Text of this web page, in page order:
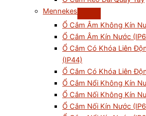
Mennekes
Ổ Cắm Âm Không Kín
Ổ Cắm Âm Kín Nước
Ổ Cắm Có Khóa Liên
(IP44)
Ổ Cắm Có Khóa Liên
Ổ Cắm Nổi Không Kín
Ổ Cắm Nối Không Kín
Ổ Cắm Nối Kín Nước